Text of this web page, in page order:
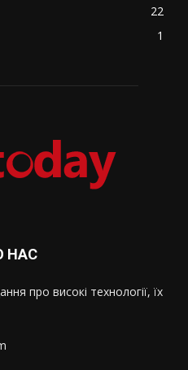
22
1
НАС
про високі технології, їх